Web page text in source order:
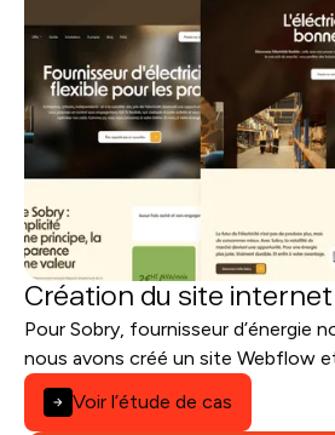
Création du site
Pour Sobry, fournisseur d’énergie
nous avons créé un site Webflow
performantes, avec une
Voir l’étude de cas